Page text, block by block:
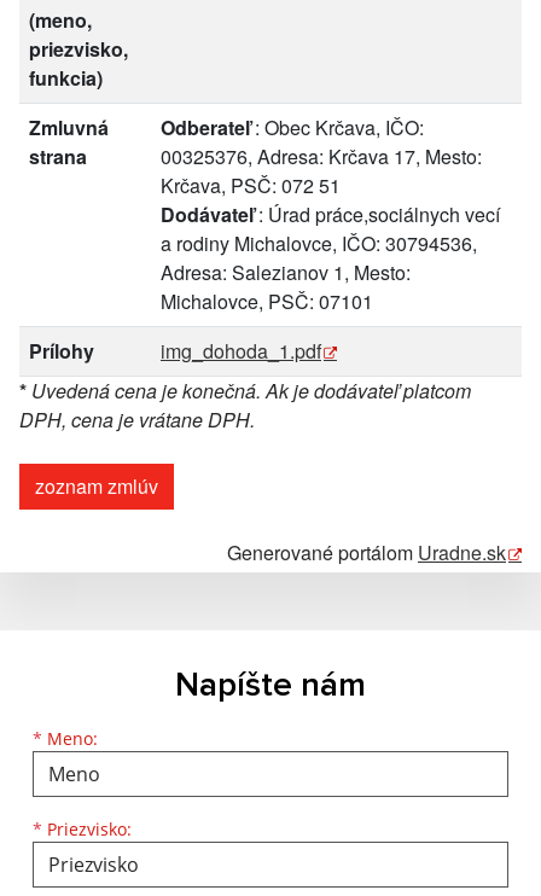
(meno,
priezvisko,
funkcia)
Zmluvná
strana
Odberateľ: Obec Krčava, IČO:
00325376, Adresa: Krčava 17, Mesto:
Krčava, PSČ: 072 51
Dodávateľ: Úrad práce,sociálnych vecí
a rodiny Michalovce, IČO: 30794536,
Adresa: Salezianov 1, Mesto:
Michalovce, PSČ: 07101
Prílohy
img_dohoda_1.pdf
* Uvedená cena je konečná. Ak je dodávateľ platcom
DPH, cena je vrátane DPH.
zoznam zmlúv
Generované portálom Uradne.sk
Napíšte nám
* Meno:
Meno
* Priezvisko:
Priezvisko
E-mailová adresa